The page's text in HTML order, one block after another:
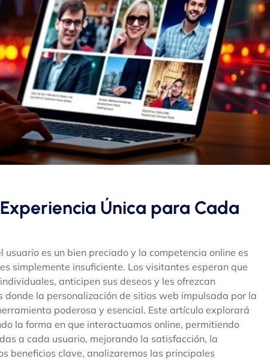
Única para Cada
es un bien preciado y la competencia online es
simplemente insuficiente. Los visitantes esperan que
anticipen sus deseos y les ofrezcan
la personalización de sitios web impulsada por la
poderosa y esencial. Este artículo explorará
la forma en que interactuamos online, permitiendo
a cada usuario, mejorando la satisfacción, la
beneficios clave, analizaremos las principales